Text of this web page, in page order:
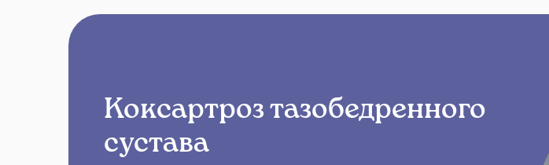
Коксартроз тазобедренного
сустава